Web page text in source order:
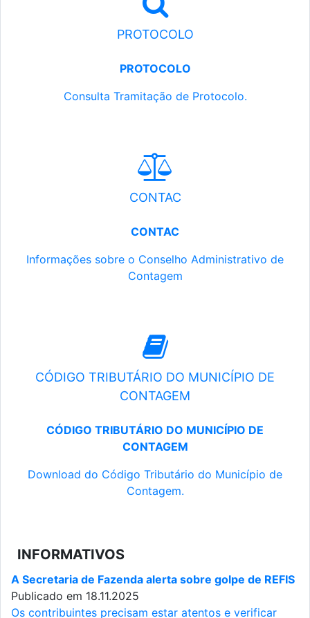
PROTOCOLO
PROTOCOLO
Consulta Tramitação de Protocolo.
CONTAC
CONTAC
Informações sobre o Conselho Administrativo de
Contagem
CÓDIGO TRIBUTÁRIO DO MUNICÍPIO DE
CONTAGEM
CÓDIGO TRIBUTÁRIO DO MUNICÍPIO DE
CONTAGEM
Download do Código Tributário do Município de
Contagem.
INFORMATIVOS
A Secretaria de Fazenda alerta sobre golpe de REFIS
Publicado em 18.11.2025
Os contribuintes precisam estar atentos e verificar